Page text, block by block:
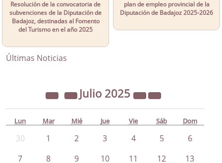
Resolución de la convocatoria de
subvenciones de la Diputación de
Badajoz, destinadas al Fomento
del Turismo en el año 2025
plan de empleo provincial de la
Diputación de Badajoz 2025-2026
Últimas Noticias
Julio 2025
Lun Mar Mié Jue Vie Sáb Dom
30 1 2 3 4 5
6
7
8 9 10 11 12 13